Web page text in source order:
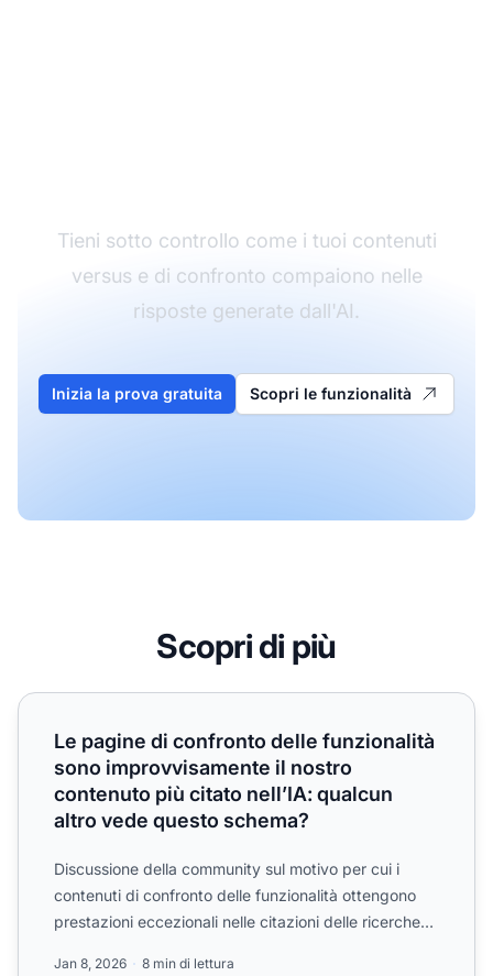
Tieni sotto controllo come i tuoi contenuti
versus e di confronto compaiono nelle
risposte generate dall'AI.
Inizia la prova gratuita Scopri le funzionalità
Scopri di più
Le pagine di confronto delle funzionalità sono
Le pagine di confronto delle funzionalità
sono improvvisamente il nostro
contenuto più citato nell’IA: qualcun
altro vede questo schema?
Discussione della community sul motivo per cui i
contenuti di confronto delle funzionalità ottengono
prestazioni eccezionali nelle citazioni delle ricerche
Jan 8, 2026 8 min di lettura